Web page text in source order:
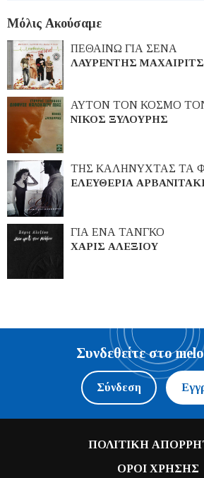
Μόλις Ακούσαμε
ΠΕΘΑΙΝΩ ΓΙΑ ΣΕΝΑ
ΛΑΥΡΕΝΤΗΣ
ΑΥΤΟΝ ΤΟΝ ΚΟΣΜΟ
ΝΙΚΟΣ ΞΥΛΟΥΡΗΣ
ΤΗΣ ΚΑΛΗΝΥΧΤΑΣ ΤΑ
ΕΛΕΥΘΕΡΙΑ
ΓΙΑ ΕΝΑ ΤΑΝΓΚΟ
ΧΑΡΙΣ ΑΛΕΞΙΟΥ
Συνδεθείτε στο
Σύνδεση
ΠΟΛΙΤΙΚΗ
ΟΡΟΙ ΧΡΗΣΗΣ